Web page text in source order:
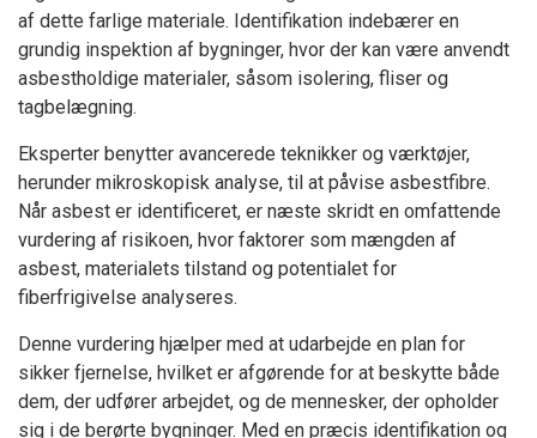
af dette farlige materiale. Identifikation indebærer en
grundig inspektion af bygninger, hvor der kan være anvendt
asbestholdige materialer, såsom isolering, fliser og
tagbelægning.
Eksperter benytter avancerede teknikker og værktøjer,
herunder mikroskopisk analyse, til at påvise asbestfibre.
Når asbest er identificeret, er næste skridt en omfattende
vurdering af risikoen, hvor faktorer som mængden af
asbest, materialets tilstand og potentialet for
fiberfrigivelse analyseres.
Denne vurdering hjælper med at udarbejde en plan for
sikker fjernelse, hvilket er afgørende for at beskytte både
dem, der udfører arbejdet, og de mennesker, der opholder
sig i de berørte bygninger. Med en præcis identifikation og